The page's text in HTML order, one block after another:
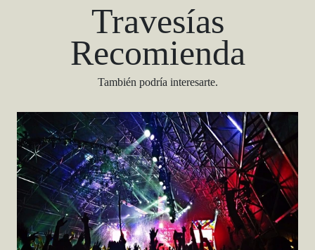
Travesías
Recomienda
También podría interesarte.